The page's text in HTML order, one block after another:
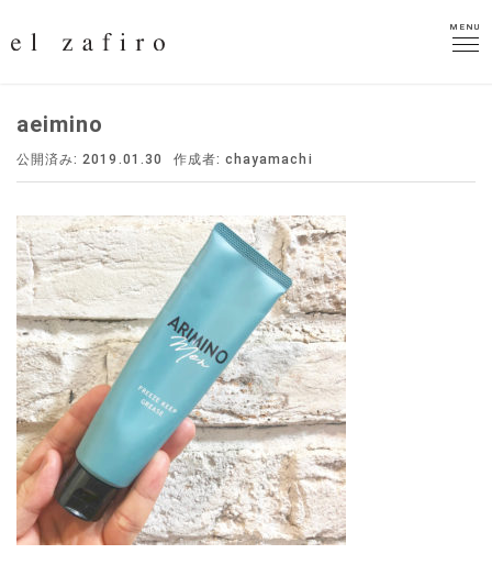
MENU
MENU
aeimino
公開済み: 2019.01.30 作成者:chayamachi